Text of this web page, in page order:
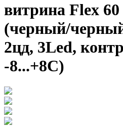
витрина Flex
(черный/
2цд, 3Led,
-8...+8С)